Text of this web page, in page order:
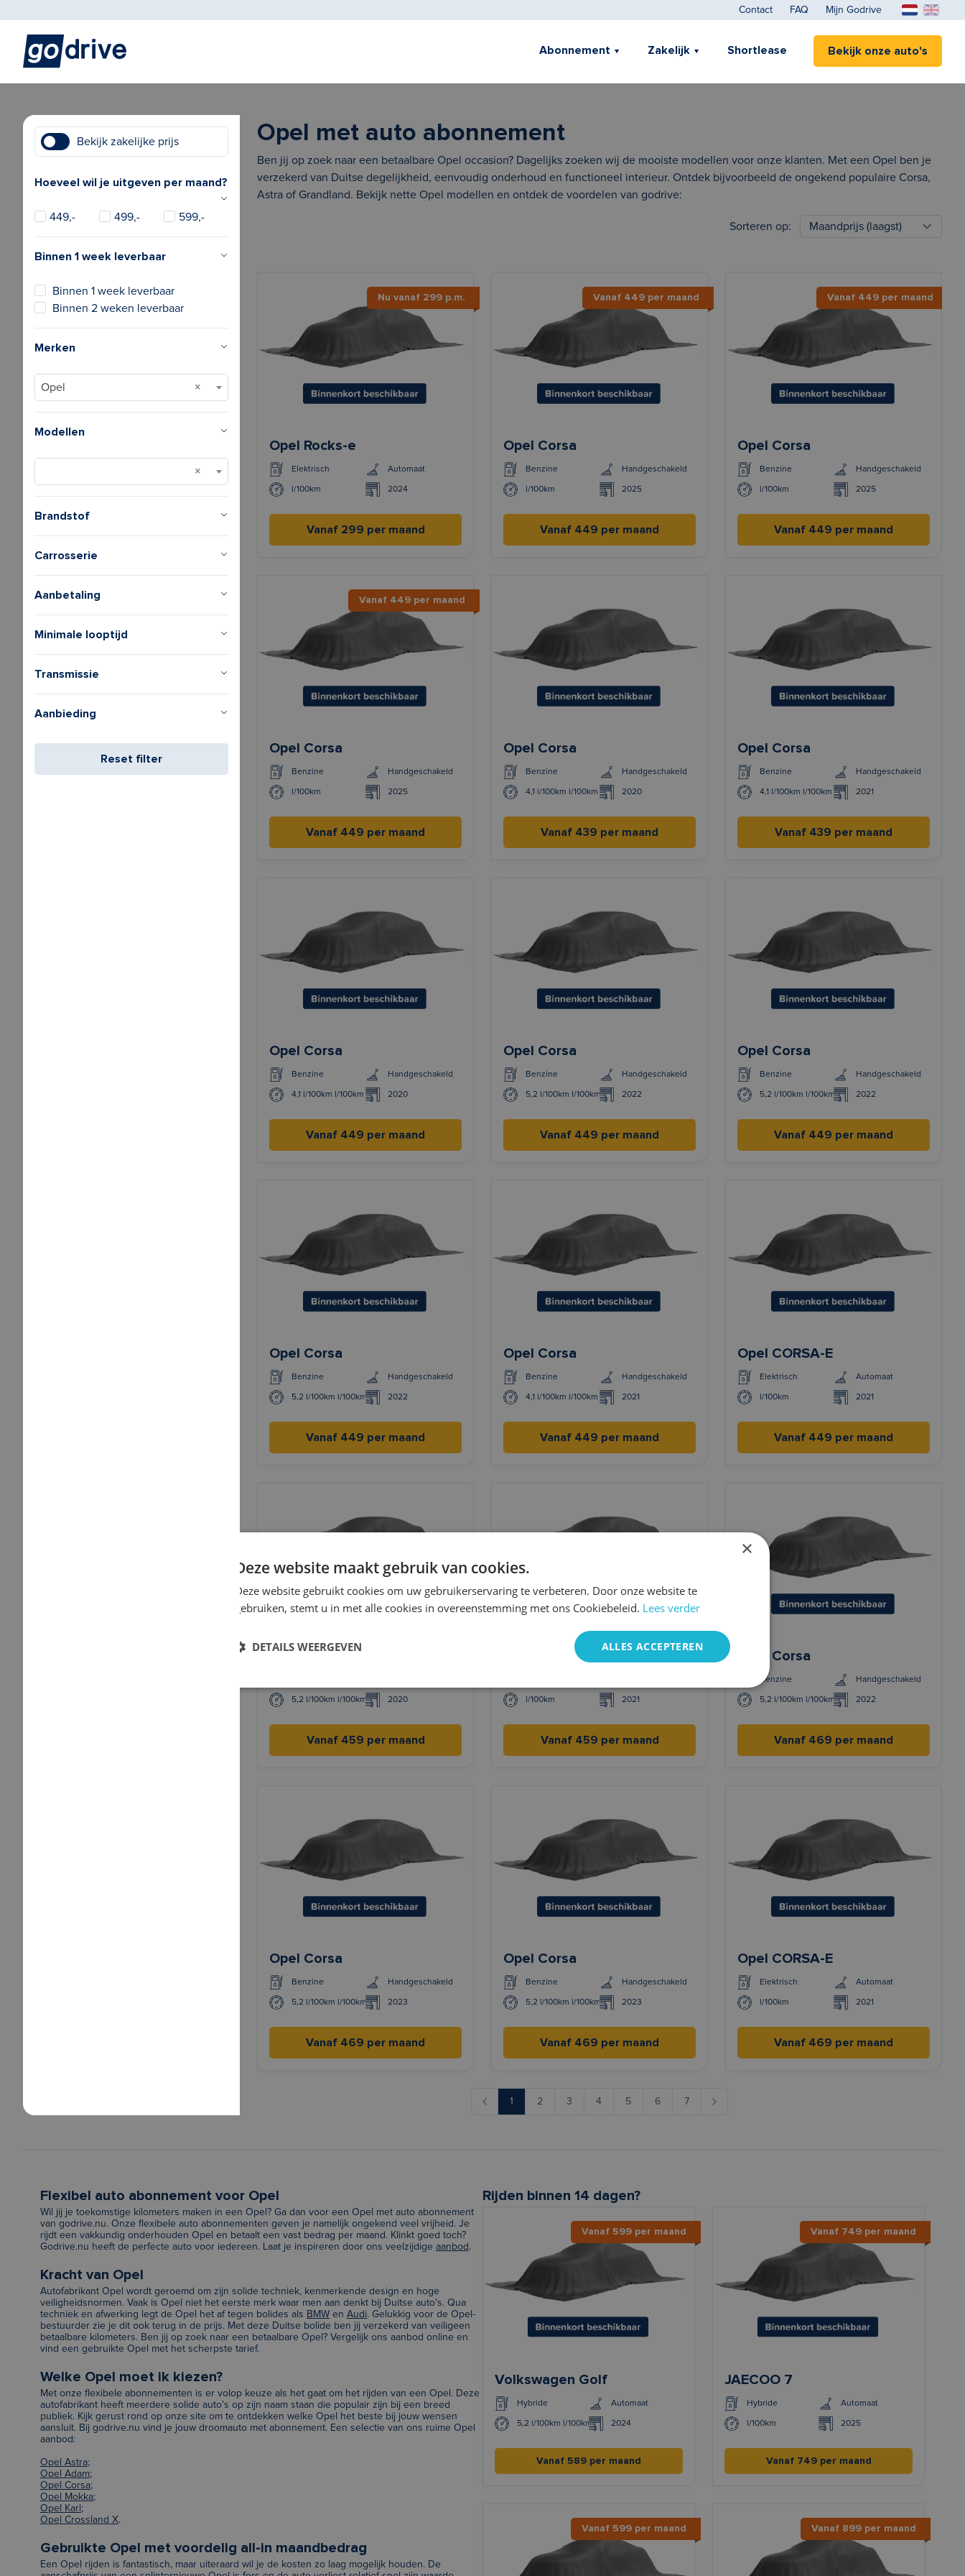
Contact FAQ Mijn Godrive
Abonnement Zakelijk Shortlease Bekijk onze auto's
Bekijk zakelijke prijs
Hoeveel wil je uitgeven per maand?
449,- 499,- 599,-
Binnen 1 week leverbaar
Binnen 1 week leverbaar
Binnen 2 weken leverbaar
Merken
Opel
Modellen
Brandstof
Carrosserie
Aanbetaling
Minimale looptijd
Transmissie
Aanbieding
Reset filter
Opel met auto abonnement
Ben jij op zoek naar een betaalbare Opel occasion? Dagelijks zoeken wij de mooiste modellen voor onze klanten. Met een Opel ben je
verzekerd van Duitse degelijkheid, eenvoudig onderhoud en functioneel interieur. Ontdek bijvoorbeeld de ongekend populaire Corsa,
Astra of Grandland. Bekijk nette Opel modellen en ontdek de voordelen van godrive:
Sorteren op:
Nu vanaf 299 p.m.
Opel Rocks-e
Elektrisch Automaat
l/100km 2024
Vanaf 299 per maand
Vanaf 449 per maand
Opel Corsa
Benzine Handgeschakeld
l/100km 2025
Vanaf 449 per maand
Vanaf 449 per maand
Opel Corsa
Benzine Handgeschakeld
l/100km 2025
Vanaf 449 per maand
Vanaf 449 per maand
Opel Corsa
Benzine Handgeschakeld
l/100km 2025
Vanaf 449 per maand
Opel Corsa
Benzine Handgeschakeld
4,1 l/100km l/100km 2020
Vanaf 439 per maand
Opel Corsa
Benzine Handgeschakeld
4,1 l/100km l/100km 2021
Vanaf 439 per maand
Opel Corsa
Benzine Handgeschakeld
4,1 l/100km l/100km 2020
Vanaf 449 per maand
Opel Corsa
Benzine Handgeschakeld
5,2 l/100km l/100km 2022
Vanaf 449 per maand
Opel Corsa
Benzine Handgeschakeld
5,2 l/100km l/100km 2022
Vanaf 449 per maand
Opel Corsa
Benzine Handgeschakeld
5,2 l/100km l/100km 2022
Vanaf 449 per maand
Opel Corsa
Benzine Handgeschakeld
4,1 l/100km l/100km 2021
Vanaf 449 per maand
Opel CORSA-E
Elektrisch Automaat
l/100km 2021
Vanaf 449 per maand
5,2 l/100km l/100km 2020
Vanaf 459 per maand
Opel CORSA-E
l/100km 2021
Vanaf 459 per maand
Opel Corsa
Benzine Handgeschakeld
5,2 l/100km l/100km 2022
Vanaf 469 per maand
Opel Corsa
Benzine Handgeschakeld
5,2 l/100km l/100km 2023
Vanaf 469 per maand
Opel Corsa
Benzine Handgeschakeld
5,2 l/100km l/100km 2023
Vanaf 469 per maand
Opel CORSA-E
Elektrisch Automaat
l/100km 2021
Vanaf 469 per maand
1 2 3 4 5 6 7
Flexibel auto abonnement voor Opel
Wil jij je toekomstige kilometers maken in een Opel? Ga dan voor een Opel met auto abonnement
van godrive.nu. Onze flexibele auto abonnementen geven je namelijk ongekend veel vrijheid. Je
rijdt een vakkundig onderhouden Opel en betaalt een vast bedrag per maand. Klinkt goed toch?
Godrive.nu heeft de perfecte auto voor iedereen. Laat je inspireren door ons veelzijdige aanbod .
Kracht van Opel
Autofabrikant Opel wordt geroemd om zijn solide techniek, kenmerkende design en hoge
veiligheidsnormen. Vaak is Opel niet het eerste merk waar men aan denkt bij Duitse auto's. Qua
techniek en afwerking legt de Opel het af tegen bolides als BMW en Audi. Gelukkig voor de Opel-
bestuurder zie je dit ook terug in de prijs. Met deze Duitse bolide ben jij verzekerd van veiligeen
betaalbare kilometers. Ben jij op zoek naar een betaalbare Opel? Vergelijk ons aanbod online en
vind een gebruikte Opel met het scherpste tarief.
Welke Opel moet ik kiezen?
Met onze flexibele abonnementen is er volop keuze als het gaat om het rijden van een Opel. Deze
autofabrikant heeft meerdere solide auto’s op zijn naam staan die populair zijn bij een breed
publiek. Kijk gerust rond op onze site om te ontdekken welke Opel het beste bij jouw wensen
aansluit. Bij godrive.nu vind je jouw droomauto met abonnement. Een selectie van ons ruime Opel
aanbod:
Opel Astra;
Opel Adam;
Opel Corsa;
Opel Mokka;
Opel Karl ;
Opel Crossland X.
Gebruikte Opel met voordelig all-in maandbedrag
Een Opel rijden is fantastisch, maar uiteraard wil je de kosten zo laag mogelijk houden. De
Rijden binnen 14 dagen?
Vanaf 599 per maand
Volkswagen Golf
Hybride Automaat
5,2 l/100km l/100km 2024
Vanaf 589 per maand
Vanaf 749 per maand
JAECOO 7
Hybride Automaat
l/100km 2025
Vanaf 749 per maand
Vanaf 599 per maand Vanaf 899 per maand
×
Deze website maakt gebruik van cookies.
Deze website gebruikt cookies om uw gebruikerservaring te verbeteren. Door onze website te
gebruiken, stemt u in met alle cookies in overeenstemming met ons Cookiebeleid. Lees verder
ALLES ACCEPTEREN
DETAILS WEERGEVEN